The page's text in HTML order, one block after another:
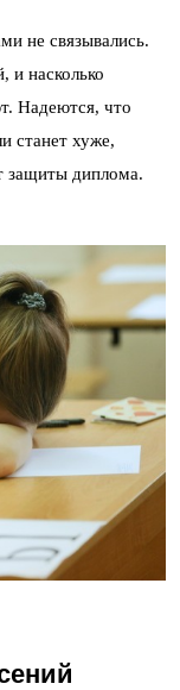
не связывались.
и насколько
Надеются, что
станет хуже,
защиты диплома.